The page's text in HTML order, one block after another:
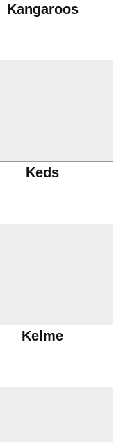
Kangaroos
Keds
Kelme